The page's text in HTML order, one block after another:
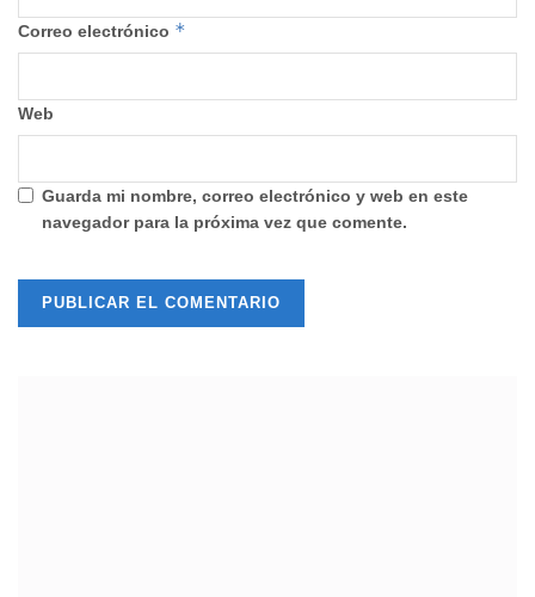
Correo electrónico *
Web
Guarda mi nombre, correo electrónico y web en este
navegador para la próxima vez que comente.